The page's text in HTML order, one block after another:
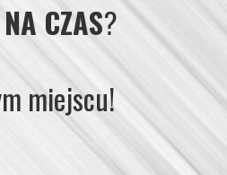
NA CZAS?
miejscu!